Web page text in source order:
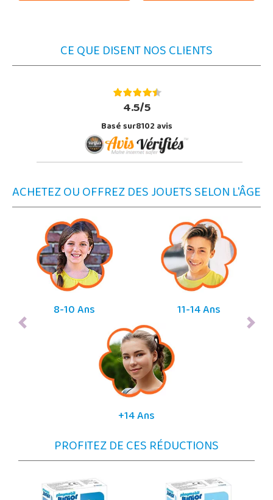
CE QUE DISENT NOS CLIENTS
4.5/5
Basé sur8102 avis
ACHETEZ OU OFFREZ DES JOUETS SELON L'ÂGE
8-10 Ans 11-14 Ans
+14 Ans
PROFITEZ DE CES RÉDUCTIONS